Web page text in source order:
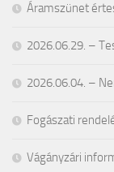
Áramszünet
2026.06.29. –
2026.06.04. –
Fogászati
Vágányzári